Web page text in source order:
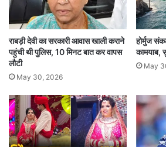
विजय देवरकोंडा की टीम ने इस मामले
कहा कि विजय ने प्रमोशन केवल उन्हीं
जहां स्किल्स बेस्ड ऑनलाइन गेम्स को
करने की इजाजत है।
वहीं, राणा दग्गुबाती की टीम ने
बेस्ड गेम्स के ब्रांड एंबेसडर के तौर
राबड़ी देवी का सरकारी आवास खाली कराने
पहुंची थी पुलिस, 10 मिनट बात कर वापस
लौटी
May 30, 2026
होर्मुज
कामयाब,
May